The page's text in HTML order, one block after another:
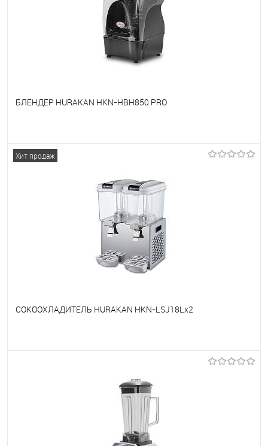
БЛЕНДЕР HURAKAN HKN-HBH850 PRO
В избранное
Хит продаж
СОКООХЛАДИТЕЛЬ HURAKAN HKN-LSJ18Lx2